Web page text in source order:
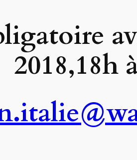
2018,18h